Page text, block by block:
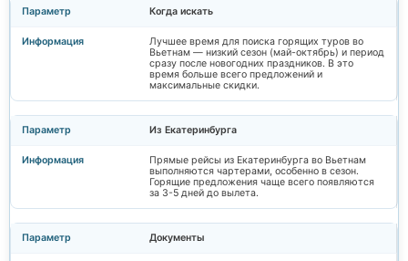
Когда искать
Лучшее время для поиска горящих туров во
Вьетнам — низкий сезон (май-октябрь) и период
сразу после новогодних праздников. В это
время больше всего предложений и
максимальные скидки.
Из Екатеринбурга
Прямые рейсы из Екатеринбурга во Вьетнам
выполняются чартерами, особенно в сезон.
Горящие предложения чаще всего появляются
за 3-5 дней до вылета.
Документы